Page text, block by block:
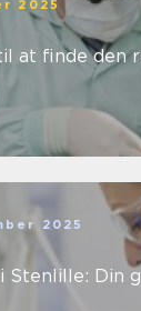
2025
at finde den
2025
Stenlille: Din